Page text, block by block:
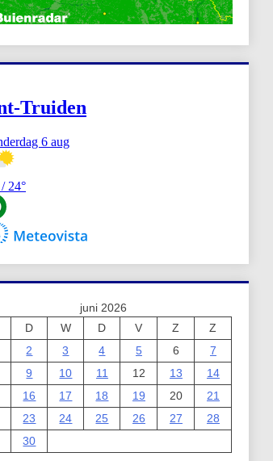
juni 2026
D W D V Z
Z
2 3 4 5 6
7
9 10 11 12 13
14
16 17 18 19 20
21
23 24 25 26 27
28
30